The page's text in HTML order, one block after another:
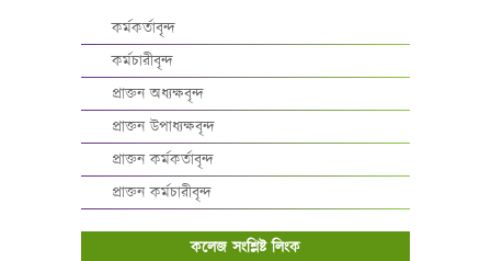
কর্মকর্তাবৃন্দ
কর্মচারীবৃন্দ
প্রাক্তন অধ্যক্ষবৃন্দ
প্রাক্তন উপাধ্যক্ষবৃন্দ
প্রাক্তন কর্মকর্তাবৃন্দ
প্রাক্তন কর্মচারীবৃন্দ
কলেজ সংশ্লিষ্ট লিংক